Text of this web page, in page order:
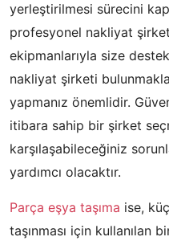
yerleştirilmesi sürecini
profesyonel nakliyat
ekipmanlarıyla size
nakliyat şirketi
yapmanız önemlidir.
itibara sahip bir şirket
karşılaşabileceğiniz
yardımcı olacaktır.
Parça eşya taşıma ise,
taşınması için kullanılan